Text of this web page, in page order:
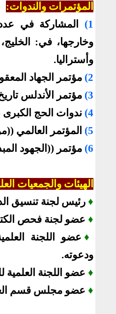
المؤتمرات والندوات:
1)
المشاركة في
وخارجها، في:
وأستراليا.
2) مؤتمر الجهاد المعقود
3) مؤتمر الأندلس
4) ندوات الحج
5)
المؤتمر العالمي
6) مؤتمر ((الجهود
الهيئات والجمعيات
♦ رئيس لجنة تنسيق
♦ عضو لجنة فحص
♦عضو اللجنة
ودعوته.
♦ عضو اللجنة العلمية
♦ عضو مجلس قسم